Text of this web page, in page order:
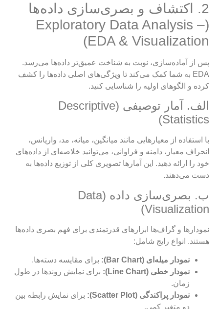
2. اکتشاف و بصری‌سازی داده‌ها
(Exploratory Data Analysis –
EDA & Visualization)
پس از آماده‌سازی، نوبت به شناخت عمیق‌تر داده‌ها می‌رسد.
EDA به شما کمک می‌کند تا ویژگی‌های اصلی داده‌ها را کشف
کرده و الگوهای اولیه را شناسایی کنید.
الف. آمار توصیفی (Descriptive
Statistics)
با استفاده از معیارهایی مانند میانگین، میانه، مد، واریانس،
انحراف معیار، دامنه و فراوانی، می‌توانید خلاصه‌ای از داده‌های
خود را ارائه دهید. این آمارها تصویری کلی از توزیع داده‌ها به
دست می‌دهند.
ب. بصری‌سازی داده (Data
Visualization)
نمودارها و گراف‌ها ابزارهای قدرتمندی برای فهم بصری داده‌ها
هستند. انواع رایج شامل:
نمودار میله‌ای (Bar Chart):
برای مقایسه دسته‌ها.
نمودار خطی (Line Chart):
برای نمایش روندها در طول
زمان.
نمودار پراکندگی (Scatter Plot):
برای نمایش رابطه بین
دو متغیر کمی.